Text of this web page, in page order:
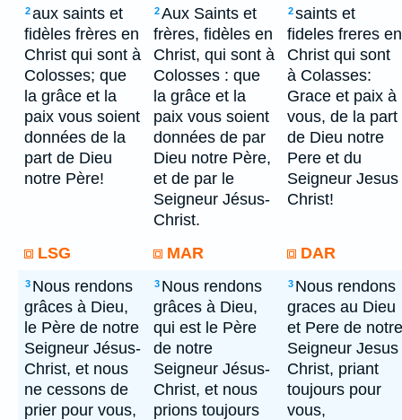
2aux saints et
fidèles frères en
Christ qui sont à
Colosses; que
la grâce et la
paix vous soient
données de la
part de Dieu
notre Père!
2Aux Saints et
frères, fidèles en
Christ, qui sont à
Colosses : que
la grâce et la
paix vous soient
données de par
Dieu notre Père,
et de par le
Seigneur Jésus-
Christ.
2saints et
fideles freres en
Christ qui sont
à Colasses:
Grace et paix à
vous, de la part
de Dieu notre
Pere et du
Seigneur Jesus
Christ!
LSG MAR DAR
3 Nous rendons
grâces à Dieu,
le Père de notre
Seigneur Jésus-
Christ, et nous
ne cessons de
prier pour vous,
3 Nous rendons
grâces à Dieu,
qui est le Père
de notre
Seigneur Jésus-
Christ, et nous
prions toujours
3 Nous rendons
graces au Dieu
et Pere de notre
Seigneur Jesus
Christ, priant
toujours pour
vous,